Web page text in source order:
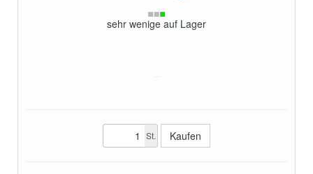
sehr wenige auf Lager
St.